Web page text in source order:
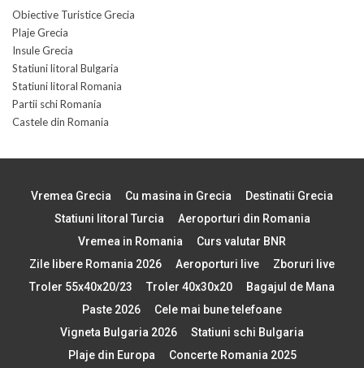
Obiective Turistice Grecia
Plaje Grecia
Insule Grecia
Statiuni litoral Bulgaria
Statiuni litoral Romania
Partii schi Romania
Castele din Romania
Vremea Grecia Cu masina in Grecia
Destinatii Grecia
Statiuni litoral Turcia
Aeroporturi din Romania
Vremea in Romania
Curs valutar BNR
Zile libere Romania 2026
Aeroporturi live
Zboruri live
Troler 55x40x20/23
Troler 40x30x20
Bagajul de Mana
Paste 2026
Cele mai bune telefoane
Vigneta Bulgaria 2026
Statiuni schi Bulgaria
Plaje din Europa
Concerte Romania 2025